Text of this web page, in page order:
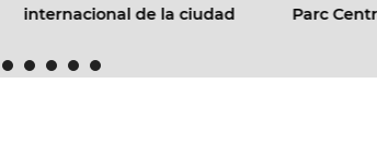
internacional de la ciudad
Parc